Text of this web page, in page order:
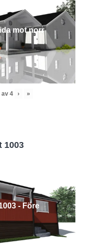
mot norr
av 4 › »
1003
- Före